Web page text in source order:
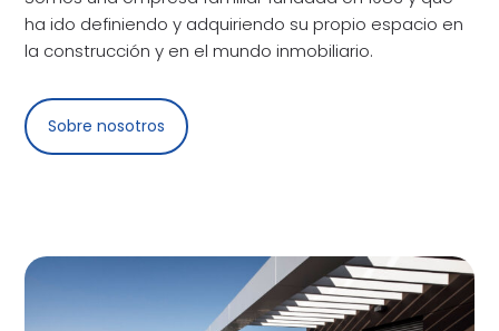
ha ido definiendo y adquiriendo su propio espacio en
la construcción y en el mundo inmobiliario.
Sobre nosotros